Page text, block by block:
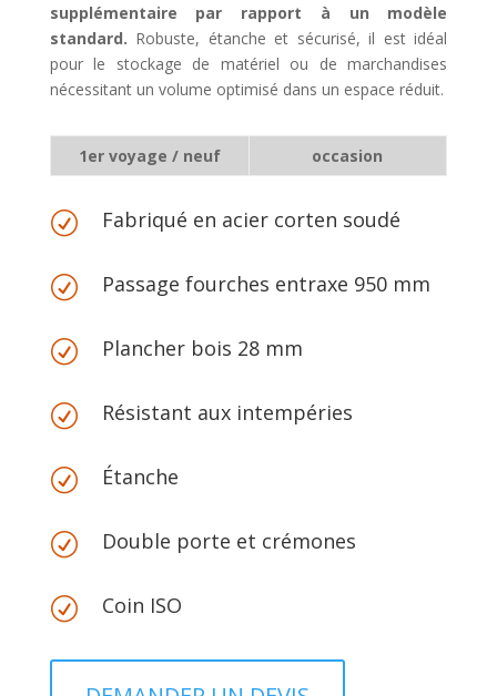
supplémentaire par rapport à un modèle
standard. Robuste, étanche et sécurisé, il est idéal
pour le stockage de matériel ou de marchandises
nécessitant un volume optimisé dans un espace réduit.
1er voyage / neuf occasion
R Fabriqué en acier corten soudé
R Passage fourches entraxe 950 mm
R Plancher bois 28 mm
R Résistant aux intempéries
R Étanche
R Double porte et crémones
R Coin ISO